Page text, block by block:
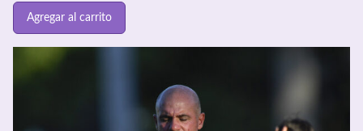
Agregar al carrito